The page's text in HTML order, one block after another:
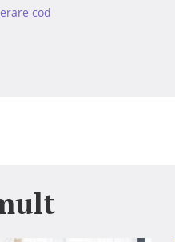
cod